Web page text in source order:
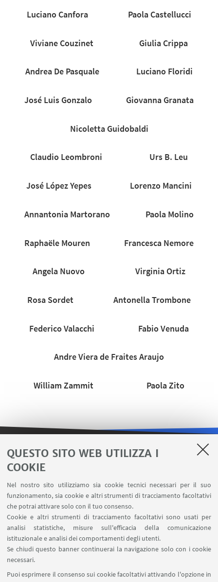
QUESTO SITO WEB UTILIZZA I
COOKIE
Nel nostro sito utilizziamo sia cookie tecnici necessari per il suo
funzionamento, sia cookie e altri strumenti di tracciamento facoltativi
che potrai attivare solo con il tuo consenso.
Cookie e altri strumenti di tracciamento facoltativi sono usati per
analisi statistiche, misure sull'efficacia della comunicazione
istituzionale e analisi dei comportamenti degli utenti.
Se chiudi questo banner continuerai la navigazione solo con i cookie
necessari.
Puoi esprimere il consenso sui cookie facoltativi attivando l'opzione in
Luciano Canfora Paola Castellucci
Viviane Couzinet Giulia Crippa
Andrea De Pasquale Luciano Floridi
José Luis Gonzalo Giovanna Granata
Nicoletta Guidobaldi
Claudio Leombroni Urs B. Leu
José López Yepes Lorenzo Mancini
Annantonia Martorano Paola Molino
Raphaële Mouren Francesca Nemore
Angela Nuovo Virginia Ortiz
Rosa Sordet Antonella Trombone
Federico Valacchi Fabio Venuda
Andre Viera de Fraites Araujo
William Zammit Paola Zito
LINK UTILI
Area riservata
Carta dei servizi
SEGUI IL DIPARTIMENTO SU:
SEGUI UNIBO SU: